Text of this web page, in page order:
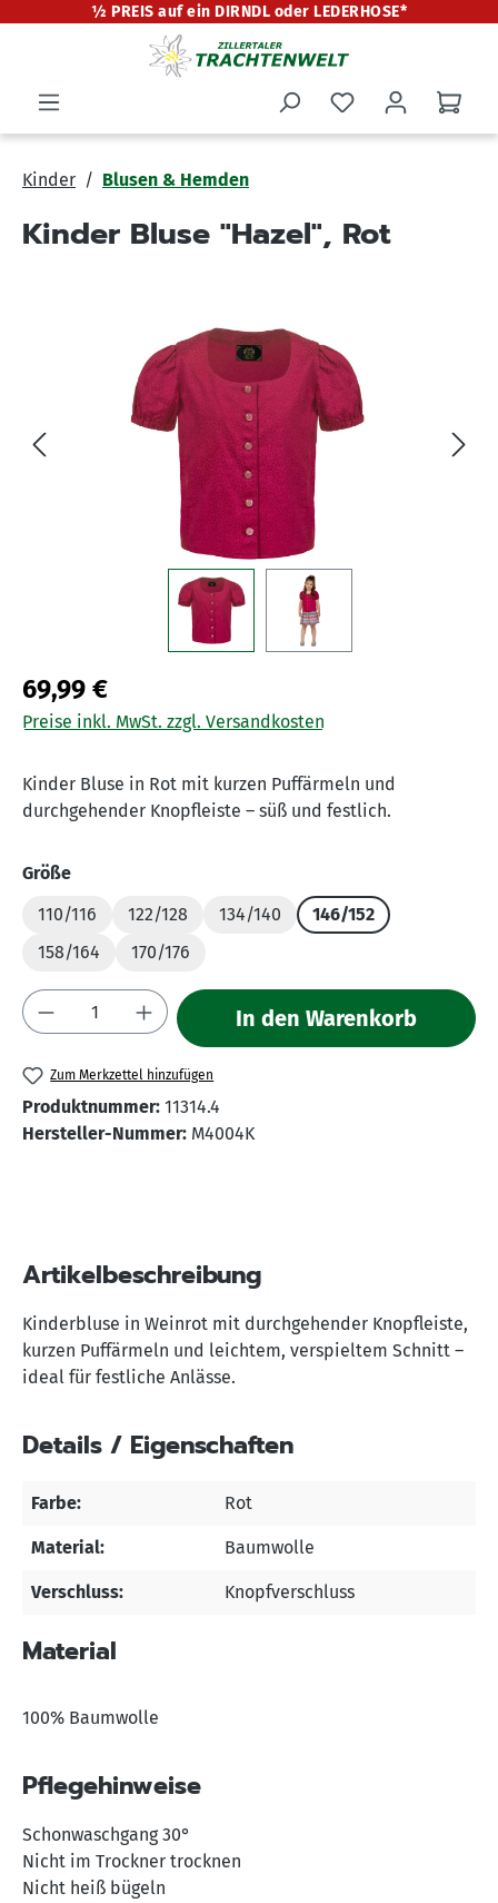
springen
½ PREIS auf ein DIRNDL oder LEDERHOSE*
Kinder Blusen & Hemden
Kinder Bluse "Hazel", Rot
Bildergalerie überspringen
69,99 €
Preise inkl. MwSt. zzgl. Versandkosten
Kinder Bluse in Rot mit kurzen Puffärmeln und
durchgehender Knopfleiste – süß und festlich.
Größeauswählen
110/116
122/128 134/140
146/152
158/164
170/176
Produkt Anzahl: Gib den gewünschten
In den Warenkorb
Zum Merkzettel hinzufügen
Produktnummer: 11314.4
Hersteller-Nummer: M4004K
Artikelbeschreibung
Kinderbluse in Weinrot mit durchgehender Knopfleiste,
kurzen Puffärmeln und leichtem, verspieltem Schnitt –
ideal für festliche Anlässe.
Details / Eigenschaften
Farbe: Rot
Material: Baumwolle
Verschluss: Knopfverschluss
Material
100% Baumwolle
Pflegehinweise
Schonwaschgang 30°
Nicht im Trockner trocknen
Nicht heiß bügeln